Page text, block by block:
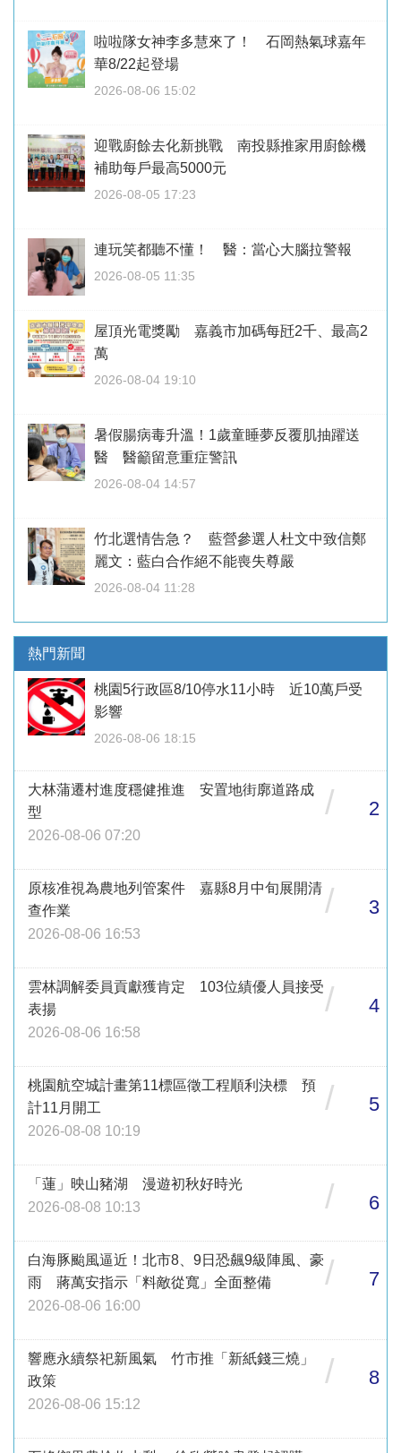
啦啦隊女神李多慧來了！ 石岡熱氣球嘉年
華8/22起登場
2026-08-06 15:02
迎戰廚餘去化新挑戰 南投縣推家用廚餘機
補助每戶最高5000元
2026-08-05 17:23
連玩笑都聽不懂！ 醫：當心大腦拉警報
2026-08-05 11:35
屋頂光電獎勵 嘉義市加碼每瓩2千、最高2
萬
2026-08-04 19:10
暑假腸病毒升溫！1歲童睡夢反覆肌抽躍送
醫 醫籲留意重症警訊
2026-08-04 14:57
竹北選情告急？ 藍營參選人杜文中致信鄭
麗文：藍白合作絕不能喪失尊嚴
2026-08-04 11:28
熱門新聞
桃園5行政區8/10停水11小時 近10萬戶受
影響
2026-08-06 18:15
大林蒲遷村進度穩健推進 安置地街廓道路成
型
2026-08-06 07:20
/ 2
原核准視為農地列管案件 嘉縣8月中旬展開清
查作業
2026-08-06 16:53
/ 3
雲林調解委員貢獻獲肯定 103位績優人員接受
表揚
2026-08-06 16:58
/ 4
桃園航空城計畫第11標區徵工程順利決標 預
計11月開工
2026-08-08 10:19
/ 5
「蓮」映山豬湖 漫遊初秋好時光
2026-08-08 10:13
/ 6
白海豚颱風逼近！北市8、9日恐飆9級陣風、豪
雨 蔣萬安指示「料敵從寬」全面整備
2026-08-06 16:00
/ 7
響應永續祭祀新風氣 竹市推「新紙錢三燒」
政策
2026-08-06 15:12
/ 8